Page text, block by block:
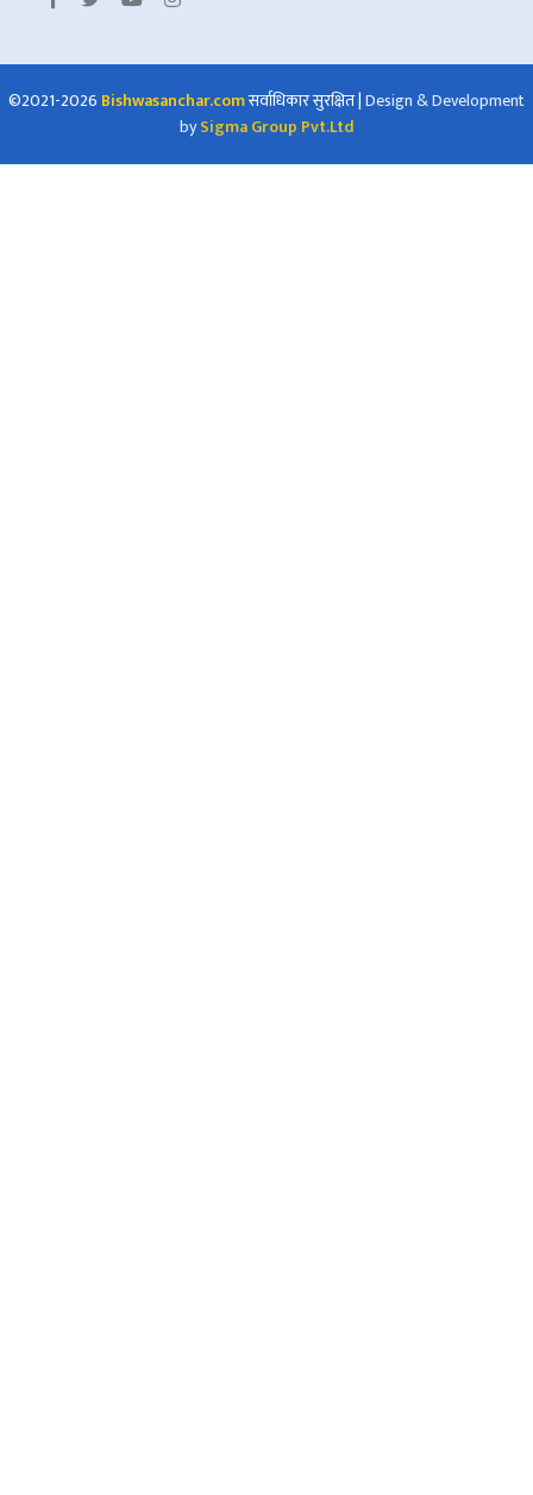
©2021-2026 Bishwasanchar.comसर्वाधिकार सुरक्षित|Design & Development
bySigma Group Pvt.Ltd